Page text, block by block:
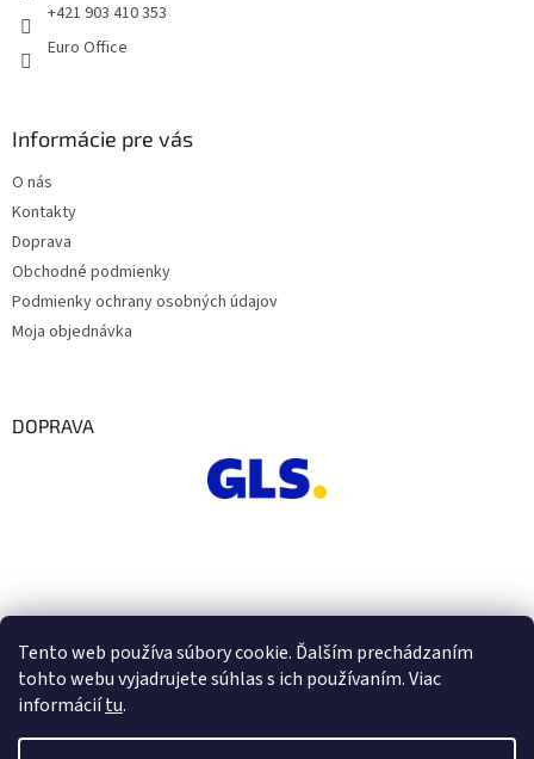
Tento web používa súbory cookie. Ďalším prechádzaním
tohto webu vyjadrujete súhlas s ich používaním. Viac
informáciítu.
+421 903 410 353
Euro Office
Informácie pre vás
O nás
Kontakty
Doprava
Obchodné podmienky
Podmienky ochrany osobných údajov
Moja objednávka
DOPRAVA